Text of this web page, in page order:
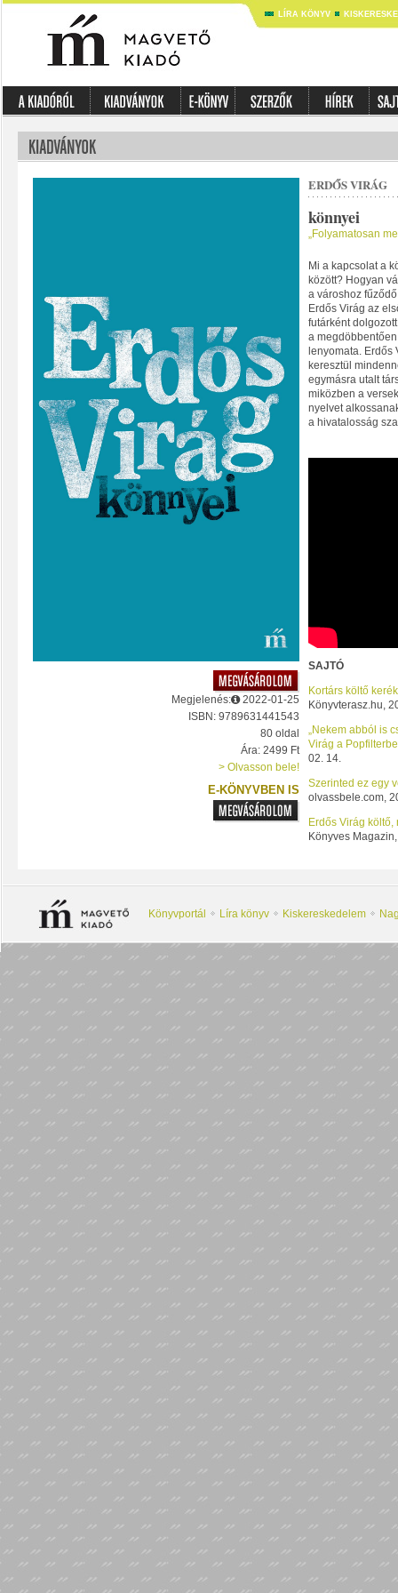
LÍRA KÖNYV
Megjelenés:
2022-01-25
ISBN: 9789631441543
80 oldal
Ára: 2499 Ft
> Olvasson bele!
E-KÖNYVBEN IS
ERDŐS VIRÁG
könnyei
„Folyamatosan
Mi a kapcsolat a
között? Hogyan
a városhoz
Erdős Virág az
futárként
a
lenyomata.
keresztül
egymásra utalt
miközben a
nyelvet
a hivatalosság
SAJTÓ
Kortárs költő
Könyvterasz.hu,
„Nekem abból is
Virág a
02. 14.
Szerinted ez egy
olvassbele.com,
Erdős Virág
Könyves
Könyvportál Líra könyv Kiskereskedelem